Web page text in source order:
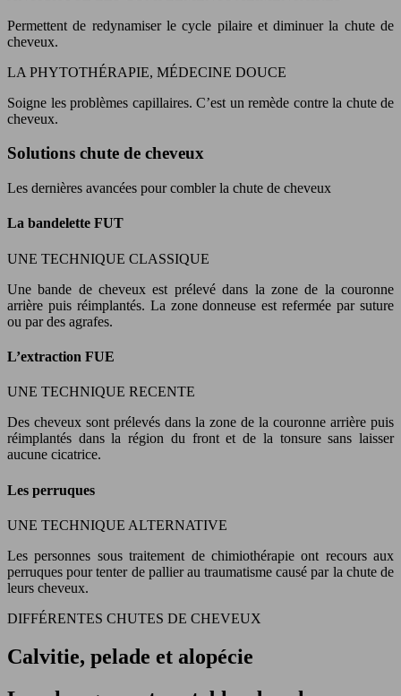
Permettent de redynamiser le cycle pilaire et diminuer la chute de
cheveux.
LA PHYTOTHÉRAPIE, MÉDECINE DOUCE
Soigne les problèmes capillaires. C’est un remède contre la chute de
cheveux.
Solutions chute de cheveux
Les dernières avancées pour combler la chute de cheveux
La bandelette FUT
UNE TECHNIQUE CLASSIQUE
Une bande de cheveux est prélevé dans la zone de la couronne
arrière puis réimplantés. La zone donneuse est refermée par suture
ou par des agrafes.
L’extraction FUE
UNE TECHNIQUE RECENTE
Des cheveux sont prélevés dans la zone de la couronne arrière puis
réimplantés dans la région du front et de la tonsure sans laisser
aucune cicatrice.
Les perruques
UNE TECHNIQUE ALTERNATIVE
Les personnes sous traitement de chimiothérapie ont recours aux
perruques pour tenter de pallier au traumatisme causé par la chute de
leurs cheveux.
DIFFÉRENTES CHUTES DE CHEVEUX
Calvitie, pelade et alopécie